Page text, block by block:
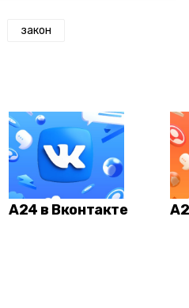
закон
А24 в Вконтакте